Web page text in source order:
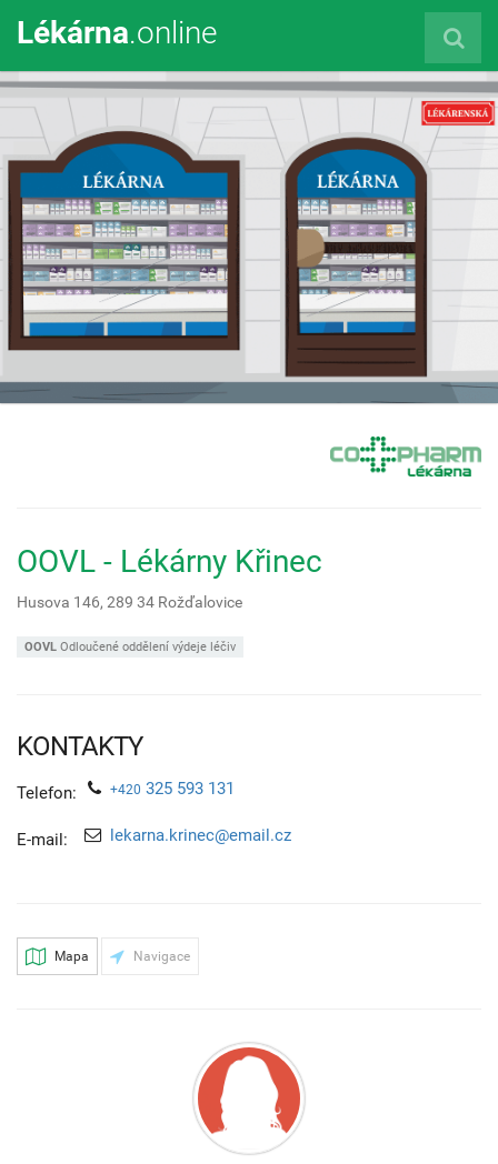
Lékárna.online
OOVL - Lékárny Křinec
Husova 146, 289 34 Rožďalovice
OOVL Odloučené oddělení výdeje léčiv
KONTAKTY
Telefon: +420 325 593 131
E-mail: lekarna.krinec@email.cz
Mapa Navigace